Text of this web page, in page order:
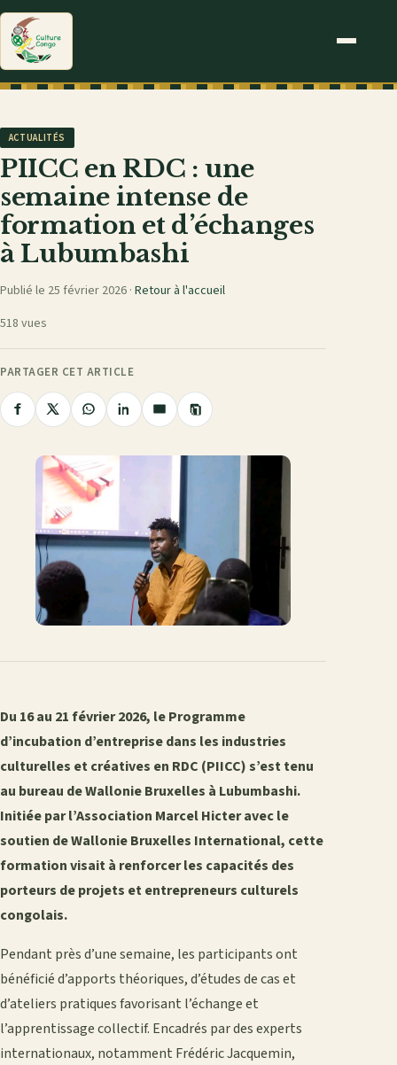
ACTUALITÉS
PIICC en RDC : une
semaine intense de
formation et d’échanges
à Lubumbashi
Publié le 25 février 2026 · Retour à l'accueil
518 vues
PARTAGER CET ARTICLE
Partager
Facebook
Partager
X
Partager
WhatsApp
PartagerPartager
mail
Copier
le
Du 16 au 21 février 2026, le Programme
d’incubation d’entreprise dans les industries
culturelles et créatives en RDC (PIICC) s’est tenu
au bureau de Wallonie Bruxelles à Lubumbashi.
Initiée par l’Association Marcel Hicter avec le
soutien de Wallonie Bruxelles International, cette
formation visait à renforcer les capacités des
porteurs de projets et entrepreneurs culturels
congolais.
Pendant près d’une semaine, les participants ont
bénéficié d’apports théoriques, d’études de cas et
d’ateliers pratiques favorisant l’échange et
l’apprentissage collectif. Encadrés par des experts
internationaux, notamment Frédéric Jacquemin,